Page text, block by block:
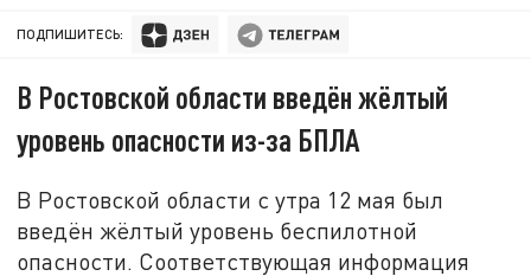
ПОДПИШИТЕСЬ:
В Ростовской области введён жёлтый
уровень опасности из-за БПЛА
В Ростовской области с утра 12 мая был
введён жёлтый уровень беспилотной
опасности. Соответствующая информация